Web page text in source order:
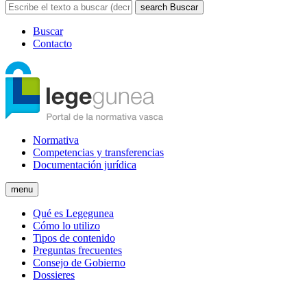
search Buscar
Buscar
Contacto
Normativa
Competencias y transferencias
Documentación jurídica
menu
Qué es Legegunea
Cómo lo utilizo
Tipos de contenido
Preguntas frecuentes
Consejo de Gobierno
Dossieres